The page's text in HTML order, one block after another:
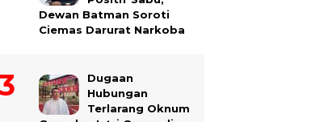
Dewan Batman Soroti
Ciemas Darurat Narkoba
Dugaan
Hubungan
Terlarang Oknum